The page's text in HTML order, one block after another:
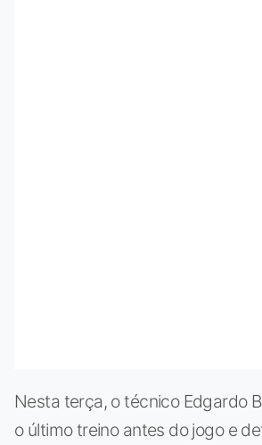
Nesta terça, o técnico Edgardo
o último treino antes do jogo e